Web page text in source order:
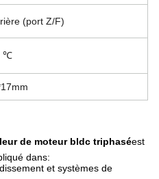
(port Z/F)
℃
de moteur bldc triphaséest
dans:
et systèmes de